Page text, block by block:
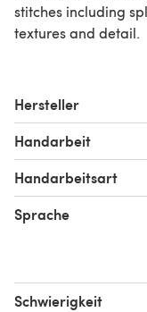
stitches including
textures and detail.
Hersteller
Handarbeit
Handarbeitsart
Sprache
Schwierigkeit